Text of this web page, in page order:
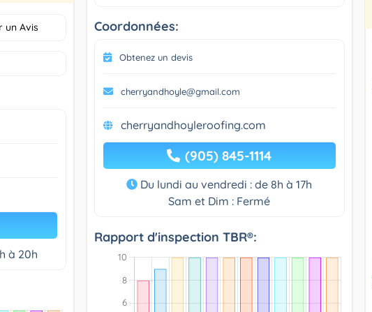
un Avis
à 20h
Coordonnées:
Obtenez un devis
cherryandhoyle@gmail.com
cherryandhoyleroofing.com
(905) 845-1114
Du lundi au vendredi : de 8h à 17h
Sam et Dim : Fermé
Rapport d'inspection TBR®: